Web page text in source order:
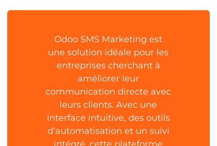
Odoo SMS Marketing est
une solution idéale pour les
entreprises cherchant à
améliorer leur
communication directe avec
leurs clients. Avec une
interface intuitive, des outils
d’automatisation et un suivi